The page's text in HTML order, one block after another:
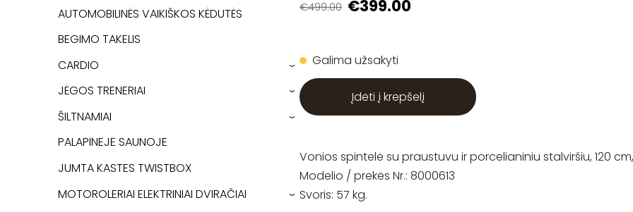
AUTOMOBILINĖS VAIKIŠKOS KĖDUTĖS
BEGIMO TAKELIS
CARDIO
›
JĖGOS TRENERIAI ›
ŠILTNAMIAI ›
PALAPINEJE SAUNOJE
JUMTA KASTES TWISTBOX
MOTOROLERIAI ELEKTRINIAI DVIRAČIAI
›
€499.00 €399.00
Galima užsakyti
Įdėti į krepšelį
Vonios spintelė su praustuvu ir porcelianiniu stalviršiu, 120
Modelio / prekės Nr.: 8000613
Svoris: 57 kg.